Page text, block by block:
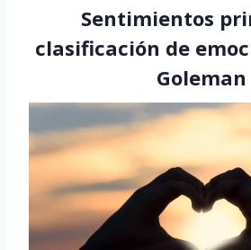
Sentimientos
clasificación de
Goleman